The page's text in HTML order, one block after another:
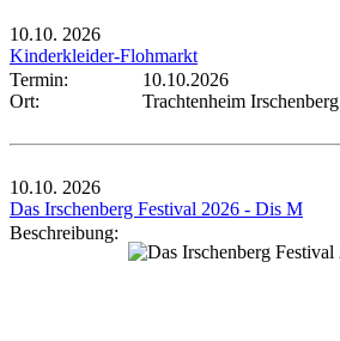
10.10. 2026
Kinderkleider-Flohmarkt
Termin:
10.10.2026
Ort:
Trachtenheim Irschenberg
10.10. 2026
Das Irschenberg Festival 2026 - Dis M
Beschreibung: